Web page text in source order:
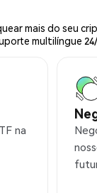
mais do seu
multilíngue
na